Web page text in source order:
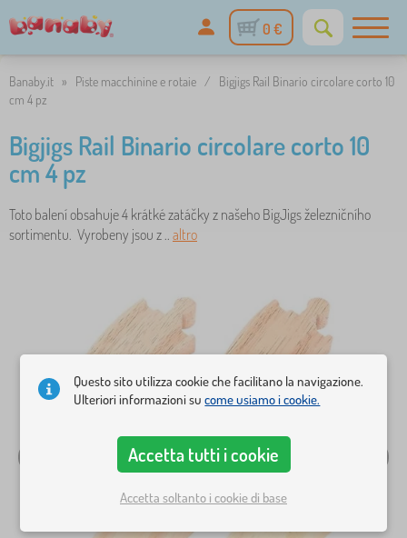
0 €
Banaby.it » Piste macchinine e rotaie /
Bigjigs Rail Binario circolare corto 10
cm 4 pz
Bigjigs Rail Binario circolare corto 10
cm 4 pz
Toto balení obsahuje 4 krátké zatáčky z našeho BigJigs železničního
sortimentu. Vyrobeny jsou z .. altro
Questo sito utilizza cookie che facilitano la navigazione.
Ulteriori informazioni sucome usiamo i cookie.
Accetta tutti i cookie
Accetta soltanto i cookie di base